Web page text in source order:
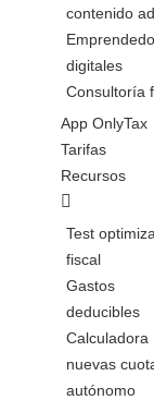
contenido
digitales
Consultoría
App OnlyTax
Tarifas
Recursos
Test
fiscal
Gastos
deducibles
Calculadora
nuevas
autónomo